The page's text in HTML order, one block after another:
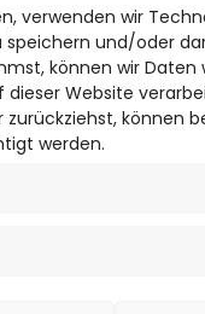
verwenden wir
und/oder
können wir Daten
Website
können
werden.
Richtlinie
BEI